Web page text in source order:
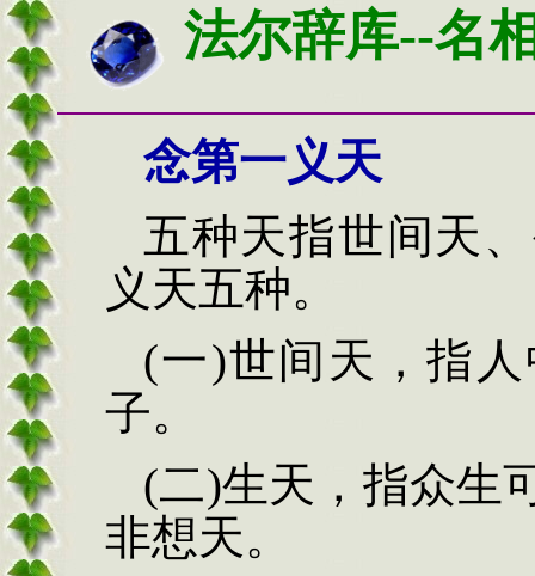
法尔辞库--名
念第一义天
五种天指世间天
义天五种。
(一)世间天，指
子。
(二)生天，指众生
非想天。